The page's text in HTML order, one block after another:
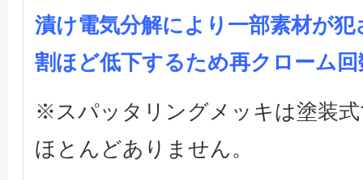
漬け電気分解により一部素材が
割ほど低下するため再クローム
※スパッタリングメッキは塗装
ほとんどありません。